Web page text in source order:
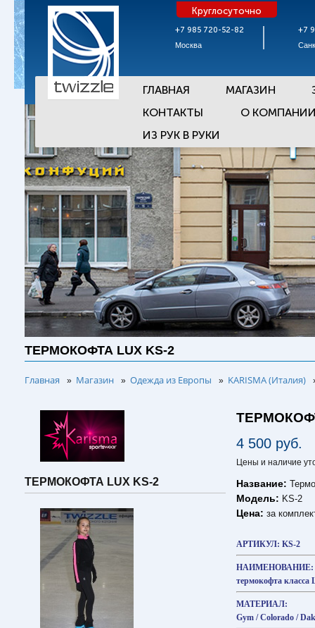
+7 985 720-52-82
Москва
Круглосуточно
+7
ГЛАВНАЯ МАГАЗИН
КОНТАКТЫ
О
ИЗ РУК В РУКИ
ТЕРМОКОФТА LUX KS-2
Главная » Магазин » Одежда из Европы » KARISMA (Италия)
ТЕРМОКОФТА LUX KS-2
4 500 руб.
Цены и наличие
Название:
Модель: KS-2
Цена:за
АРТИКУЛ: KS-2
НАИМЕНОВАНИЕ:
термокофта класса
МАТЕРИАЛ:
Gym / Colorado /